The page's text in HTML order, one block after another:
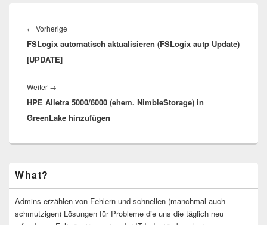
← Vorherige
Beitrag:
FSLogix automatisch aktualisieren (FSLogix autp Update)
[UPDATE]
Weiter →
Beitrag:
HPE Alletra 5000/6000 (ehem. NimbleStorage) in
GreenLake hinzufügen
Seitenleisten-
Widgetbereich
What?
Admins erzählen von Fehlern und schnellen (manchmal auch
schmutzigen) Lösungen für Probleme die uns die täglich neu